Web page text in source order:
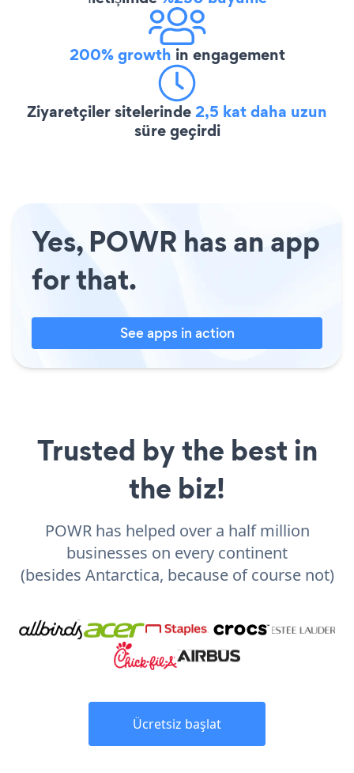
200% growth in engagement
Ziyaretçiler sitelerinde2,5 kat daha uzun
süre geçirdi
Yes, POWR has an app
for that.
See apps in action
Trusted by the best in
the biz!
POWR has helped over a half million
businesses on every continent
(besides Antarctica, because of course not)
Ücretsiz başlat